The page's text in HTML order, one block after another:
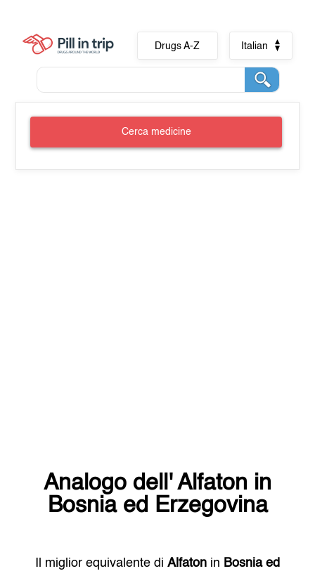
Drugs A-Z Italian
Cerca medicine
Analogo dell'Alfaton in
Bosnia ed Erzegovina
Il miglior equivalente di Alfaton in Bosnia ed